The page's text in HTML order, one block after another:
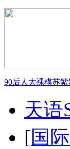
90后人大裸模苏
天语
[国